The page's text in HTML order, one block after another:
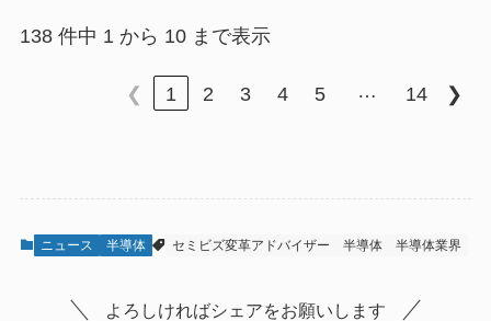
138 件中 1 から 10 まで表示
❮ 1 2 3 4 5 … 14 ❯
ニュース 半導体 セミビズ変革アドバイザー 半導体 半導体業界
よろしければシェアをお願いします